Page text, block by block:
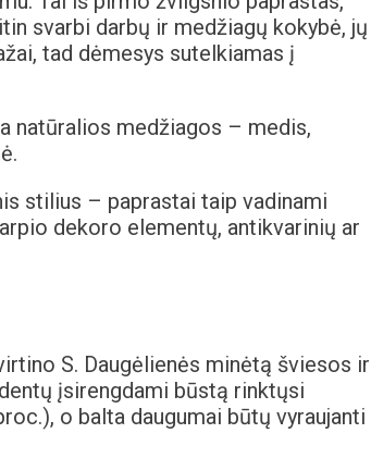
svarbi darbų ir medžiagų kokybė, jų
tad dėmesys sutelkiamas į
natūralios medžiagos – medis,
stilius – paprastai taip vadinami
dekoro elementų, antikvarinių ar
S. Daugėlienės minėtą šviesos ir
įsirengdami būstą rinktųsi
o balta daugumai būtų vyraujanti